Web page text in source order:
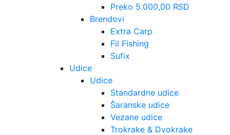
Preko 5.000,00 RSD
Brendovi
Extra Carp
Fil Fishing
Sufix
Udice
Udice
Standardne udice
Šaranske udice
Vezane udice
Trokrake & Dvokrake